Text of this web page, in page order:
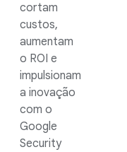
cortam
custos,
aumentam
o ROI e
impulsionam
a inovação
com o
Google
Security